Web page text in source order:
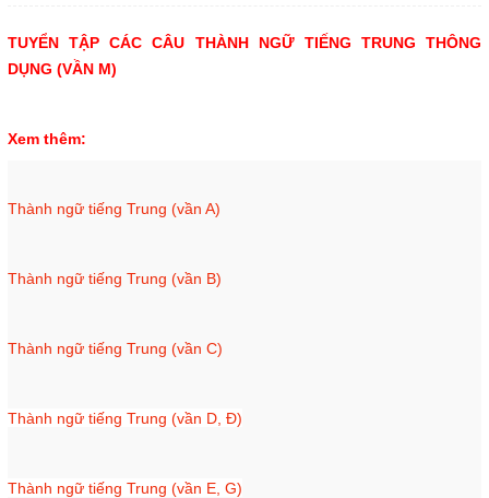
TUYỂN TẬP CÁC CÂU THÀNH NGỮ TIẾNG TRUNG THÔNG
DỤNG (VẦN M)
Xem thêm:
Thành ngữ tiếng Trung (vần A)
Thành ngữ tiếng Trung (vần B)
Thành ngữ tiếng Trung (vần C)
Thành ngữ tiếng Trung (vần D, Đ)
Thành ngữ tiếng Trung (vần E, G)